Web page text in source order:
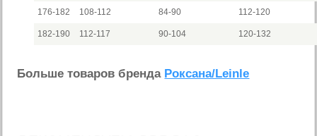
176-182 108-112 84-90 112-120
182-190 112-117 90-104 120-132
Больше товаров бренда Роксана/Leinle